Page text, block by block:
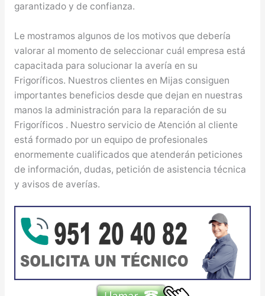
garantizado y de confianza.
Le mostramos algunos de los motivos que debería
valorar al momento de seleccionar cuál empresa está
capacitada para solucionar la avería en su
Frigoríficos. Nuestros clientes en Mijas consiguen
importantes beneficios desde que dejan en nuestras
manos la administración para la reparación de su
Frigoríficos . Nuestro servicio de Atención al cliente
está formado por un equipo de profesionales
enormemente cualificados que atenderán peticiones
de información, dudas, petición de asistencia técnica
y avisos de averías.